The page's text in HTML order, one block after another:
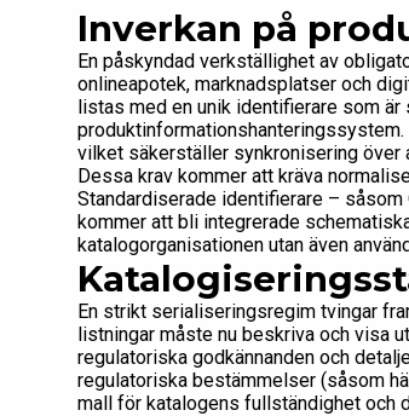
Inverkan på
En påskyndad verkställighet av
onlineapotek, marknadsplatser och
listas med en unik identifierare som
vilket säkerställer synkronisering över
Dessa krav kommer att kräva
Standardiserade identifierare – såsom
kommer att bli integrerade
katalogorganisationen utan även
En strikt serialiseringsregim tvingar
listningar måste nu beskriva och visa
regulatoriska godkännanden och
regulatoriska bestämmelser (såsom
mall för katalogens fullständighet och